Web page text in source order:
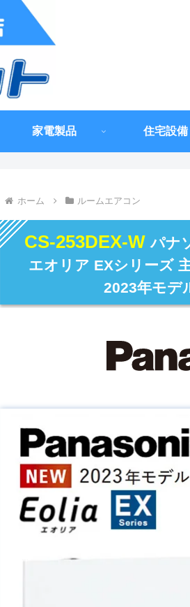
家電製品 住宅設備
ホーム ルームエアコン
CS-253DEX-Wパナ
エオリア EXシリーズ
2023年モデ